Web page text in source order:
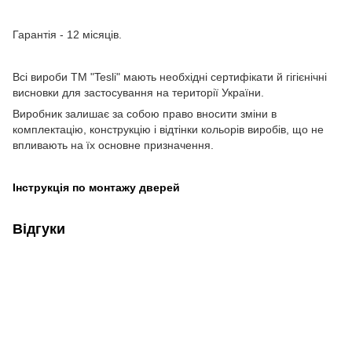
Гарантія - 12 місяців.
Всі вироби ТМ "Tesli" мають необхідні сертифікати й гігієнічні
висновки для застосування на території України.
Виробник залишає за собою право вносити зміни в
комплектацію, конструкцію і відтінки кольорів виробів, що не
впливають на їх основне призначення.
Інструкція по монтажу дверей
Відгуки